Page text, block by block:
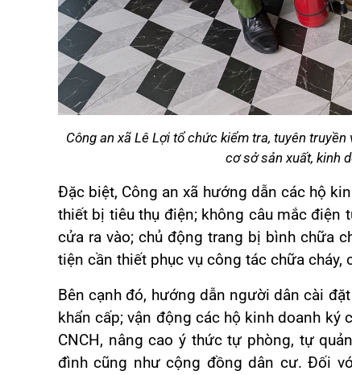
Công an xã Lê Lợi tổ chức kiểm tra, tuyên
cơ sở sản xuất, kinh
Đặc biệt, Công an xã hướng dẫn các hộ
thiết bị tiêu thụ điện; không câu mắc điện
cửa ra vào; chủ động trang bị bình chữa
tiện cần thiết phục vụ công tác chữa cháy,
Bên cạnh đó, hướng dẫn người dân cài
khẩn cấp; vận động các hộ kinh doanh ký
CNCH, nâng cao ý thức tự phòng, tự
đình cũng như cộng đồng dân cư. Đối